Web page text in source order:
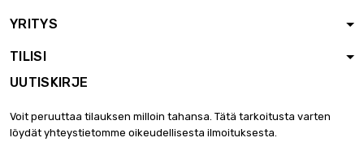
YRITYS
TILISI
UUTISKIRJE
Voit peruuttaa tilauksen milloin tahansa. Tätä tarkoitusta varten
löydät yhteystietomme oikeudellisesta ilmoituksesta.